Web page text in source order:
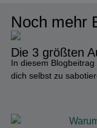
Noch mehr
Die 3 größten
In diesem
dich selbst zu